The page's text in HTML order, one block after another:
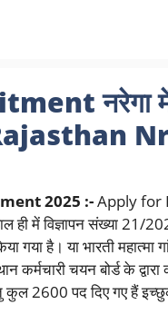
नरेगा में
2025 :-Apply for
हाल ही में विज्ञापन संख्या
गया है। या भारती
कर्मचारी चयन बोर्ड के
2600 पद दिए गए हैं